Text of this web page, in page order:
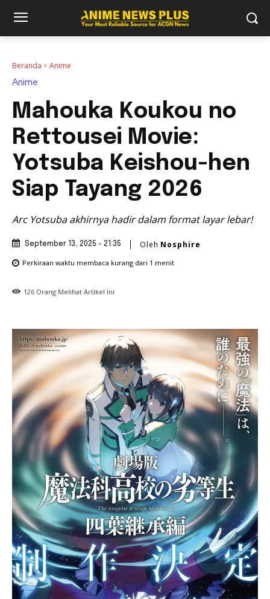
Beranda Anime
Anime
Mahouka Koukou no
Rettousei Movie:
Yotsuba Keishou-hen
Siap Tayang 2026
Arc Yotsuba akhirnya hadir dalam format layar lebar!
September 13, 2025 - 21:35 Oleh Nosphire
Perkiraan waktu membaca kurang dari 1 menit
126 Orang Melihat Artikel Ini